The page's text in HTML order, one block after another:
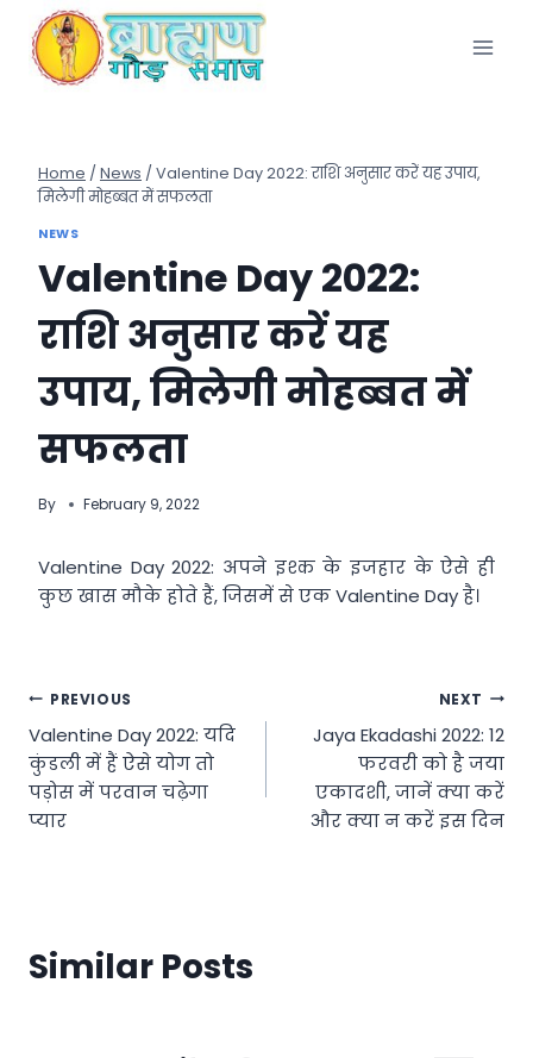
content
Home / News / Valentine Day 2022: राशि अनुसार करें यह उपाय,
मिलेगी मोहब्बत में सफलता
NEWS
Valentine Day 2022:
राशि अनुसार करें यह
उपाय, मिलेगी मोहब्बत में
सफलता
By February 9, 2022
Valentine Day 2022: अपने इश्क के इजहार के ऐसे ही
कुछ खास मौके होते हैं, जिसमें से एक Valentine Day है।
Post
navigation
PREVIOUS
Valentine Day 2022: यदि
कुंडली में हैं ऐसे योग तो
पड़ोस में परवान चढ़ेगा
प्यार
NEXT
Jaya Ekadashi 2022: 12
फरवरी को है जया
एकादशी, जानें क्या करें
और क्या न करें इस दिन
Similar Posts